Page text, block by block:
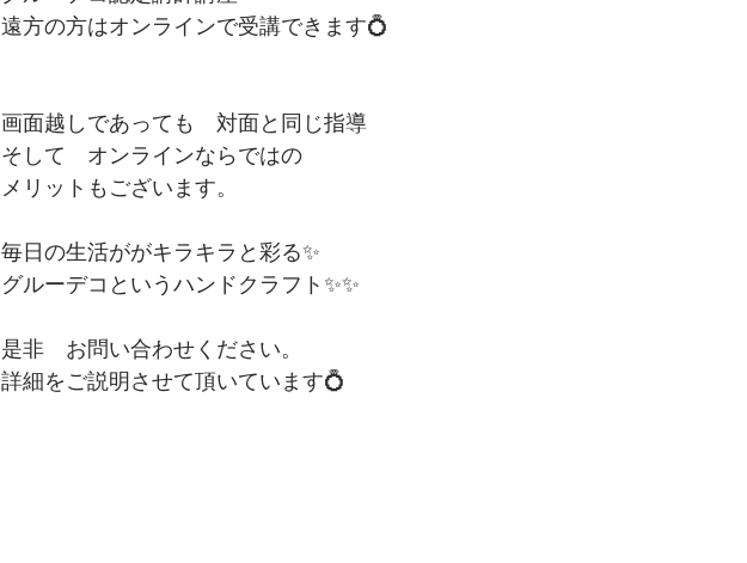
遠方の方はオンラインで受講できます💍
画面越しであっても　対面と同じ指導
そして　オンラインならではの
メリットもございます。
毎日の生活ががキラキラと彩る✨
グルーデコというハンドクラフト✨✨
是非　お問い合わせください。
詳細をご説明させて頂いています💍